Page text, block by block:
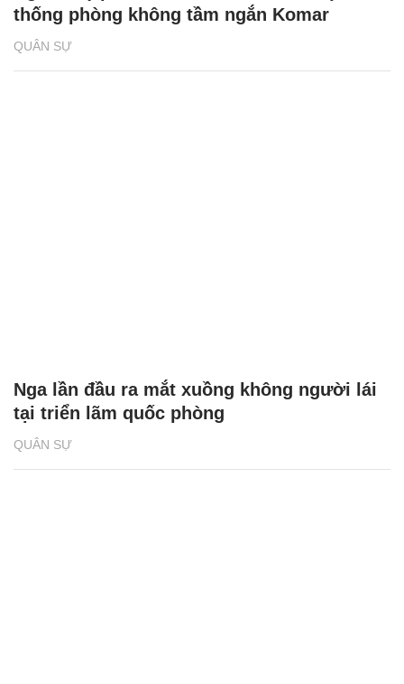
QUÂN SỰ
thống phòng không tầm ngắn Komar
QUÂN SỰ
Nga lần đầu ra mắt xuồng không người lái
tại triển lãm quốc phòng